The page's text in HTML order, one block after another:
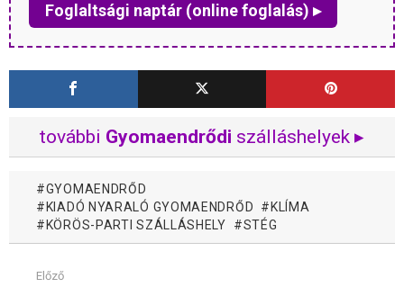
Foglaltsági naptár (online foglalás) ▸
további Gyomaendrődi szálláshelyek ▸
GYOMAENDRŐD
KIADÓ NYARALÓ GYOMAENDRŐD
KLÍMA
KÖRÖS-PARTI SZÁLLÁSHELY
STÉG
MutassElőző